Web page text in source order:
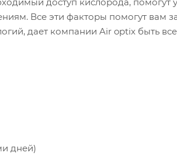
Все эти факторы помогут вам
дает компании Air optix быть
дней)